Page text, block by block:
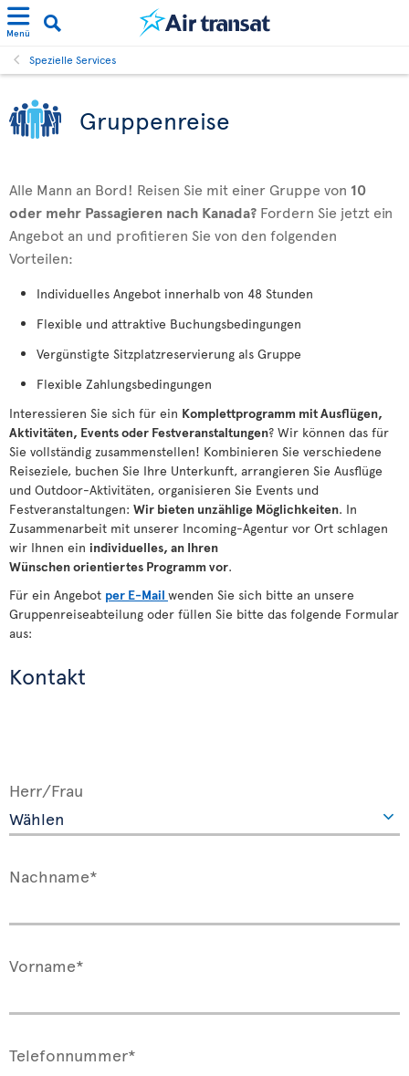
Menü
Spezielle Services
Gruppenreise
Alle Mann an Bord! Reisen Sie mit einer Gruppe von 10
oder mehr Passagieren nach Kanada? Fordern Sie jetzt ein
Angebot an und profitieren Sie von den folgenden
Vorteilen:
Individuelles Angebot innerhalb von 48 Stunden
Flexible und attraktive Buchungsbedingungen
Vergünstigte Sitzplatzreservierung als Gruppe
Flexible Zahlungsbedingungen
Interessieren Sie sich für ein Komplettprogramm mit Ausflügen,
Aktivitäten, Events oder Festveranstaltungen? Wir können das für
Sie vollständig zusammenstellen! Kombinieren Sie verschiedene
Reiseziele, buchen Sie Ihre Unterkunft, arrangieren Sie Ausflüge
und Outdoor-Aktivitäten, organisieren Sie Events und
Festveranstaltungen: Wir bieten unzählige Möglichkeiten. In
Zusammenarbeit mit unserer Incoming-Agentur vor Ort schlagen
wir Ihnen ein individuelles, an Ihren
Wünschenorientiertes Programm vor.
Für ein Angebot per E-Mail wenden Sie sich bitte an unsere
Gruppenreiseabteilung oder füllen Sie bitte das folgende Formular
aus:
Kontakt
Herr/Frau
Nachname*
Vorname*
Telefonnummer*